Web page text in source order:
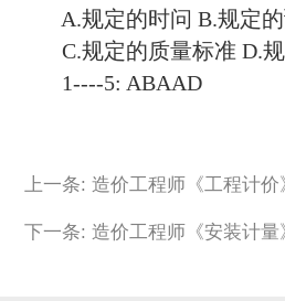
A.规定的时问 B.规定的
C.规定的质量标准 D.规
1----5: ABAAD
上一条: 造价工程师《工程计价
下一条: 造价工程师《安装计量